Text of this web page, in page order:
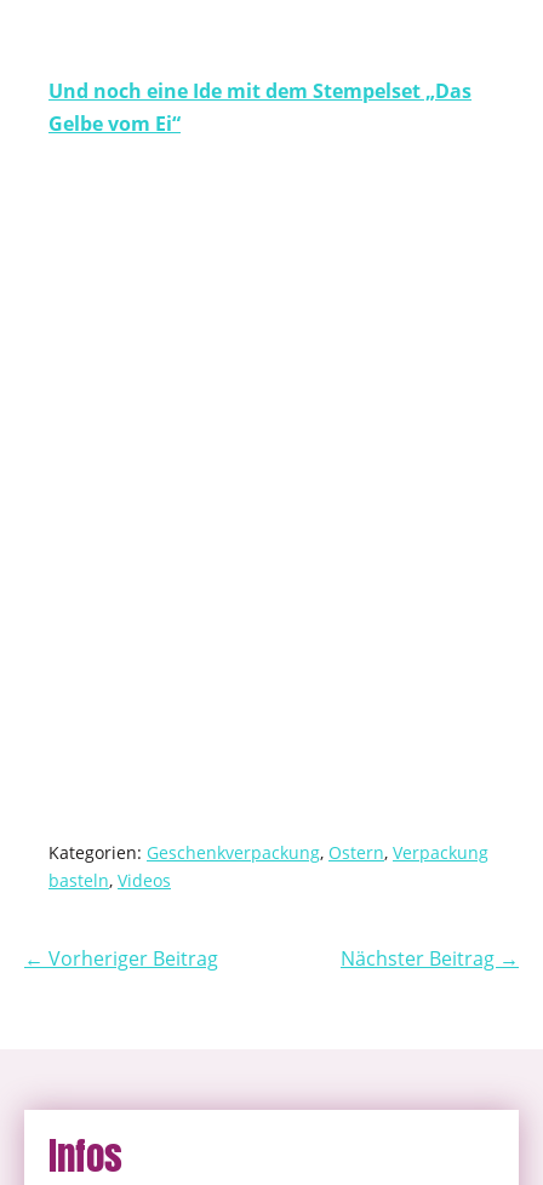
Und noch eine Ide mit dem Stempelset „Das
Gelbe vom Ei“
Kategorien: Geschenkverpackung, Ostern, Verpackung
basteln, Videos
← Vorheriger Beitrag Nächster Beitrag →
Infos